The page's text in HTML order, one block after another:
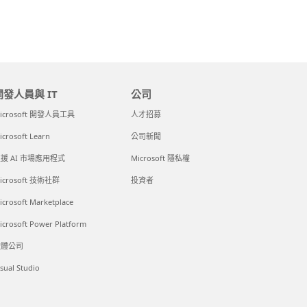
發人員與 IT
開發人員工具
Learn
AI 市場應用程式
技術社群
Marketplace
Power Platform
公司
Studio
公司
人才招募
公司新聞
Microsoft 隱私權
投資者